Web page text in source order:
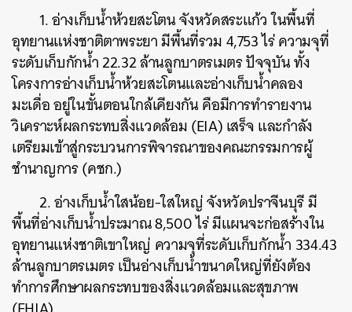
1. อ่างเก็บน้ำห้วยสะโตน จังหวัดสระแก้ว ในพื้นที่
อุทยานแห่งชาติตาพระยา มีพื้นที่รวม 4,753 ไร่ ความจุที่
ระดับเก็บกักน้ำ 22.32 ล้านลูกบาตรเมตร ปัจจุบัน ทั้ง
โครงการอ่างเก็บน้ำห้วยสะโตนและอ่างเก็บน้ำคลอง
มะเดื่อ อยู่ในขั้นตอนใกล้เคียงกัน คือมีการทำรายงาน
วิเคราะห์ผลกระทบสิ่งแวดล้อม (EIA) เสร็จ และกำลัง
เตรียมเข้าสู่กระบวนการพิจารณาของคณะกรรมการผู้
ชำนาญการ (คชก.)
2. อ่างเก็บน้ำใสน้อย-ใสใหญ่ จังหวัดปราจีนบุรี มี
พื้นที่อ่างเก็บน้ำประมาณ 8,500 ไร่ มีแผนจะก่อสร้างใน
อุทยานแห่งชาติเขาใหญ่ ความจุที่ระดับเก็บกักน้ำ 334.43
ล้านลูกบาตรเมตร เป็นอ่างเก็บน้ำขนาดใหญ่ที่ยังต้อง
ทำการศึกษาผลกระทบของสิ่งแวดล้อมและสุขภาพ